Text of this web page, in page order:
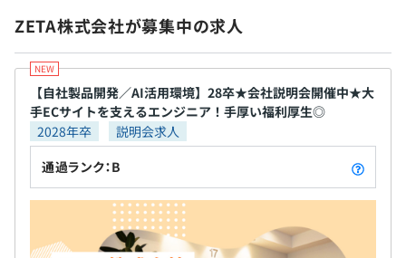
ZETA株式会社が募集中の求人
【自社製品開発／AI活用環境】28卒★会社説明会開催中★大
手ECサイトを支えるエンジニア！手厚い福利厚生◎
2028年卒
説明会求人
通過ランク：B